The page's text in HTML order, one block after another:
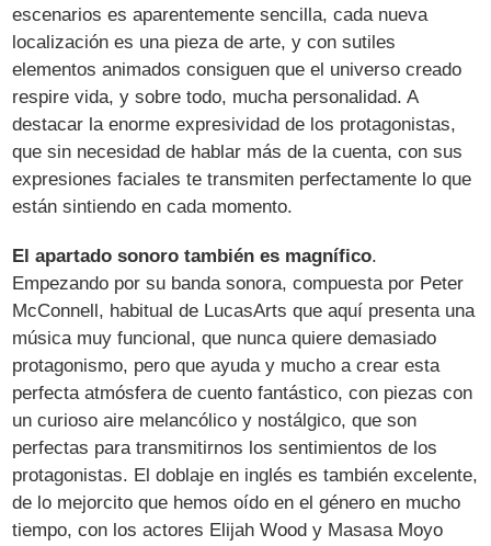
escenarios es aparentemente sencilla, cada nueva
localización es una pieza de arte, y con sutiles
elementos animados consiguen que el universo creado
respire vida, y sobre todo, mucha personalidad. A
destacar la enorme expresividad de los protagonistas,
que sin necesidad de hablar más de la cuenta, con sus
expresiones faciales te transmiten perfectamente lo que
están sintiendo en cada momento.
El apartado sonoro también es magnífico.
Empezando por su banda sonora, compuesta por Peter
McConnell, habitual de LucasArts que aquí presenta una
música muy funcional, que nunca quiere demasiado
protagonismo, pero que ayuda y mucho a crear esta
perfecta atmósfera de cuento fantástico, con piezas con
un curioso aire melancólico y nostálgico, que son
perfectas para transmitirnos los sentimientos de los
protagonistas. El doblaje en inglés es también excelente,
de lo mejorcito que hemos oído en el género en mucho
tiempo, con los actores Elijah Wood y Masasa Moyo